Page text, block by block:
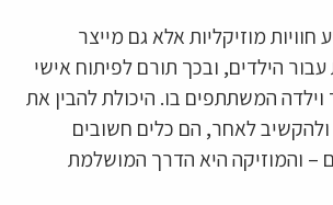
מוזיקליות אלא גם מייצר
הילדים, ובכך תורם לפיתוח אישי
וילדה המשתתפים בו. היכולת להבין את
ולהקשיב לאחר, הם כלים חשובים
– והמוזיקה היא הדרך המושלמת